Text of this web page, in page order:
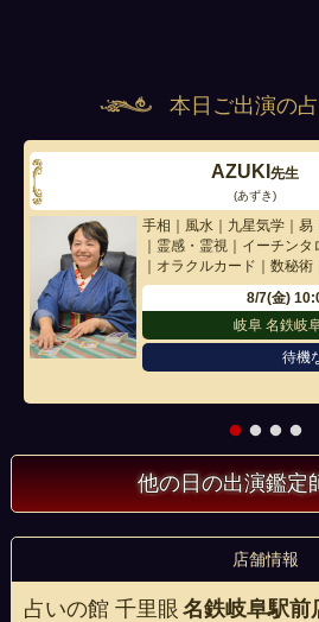
本日ご出演の
AZUKI 先生
(あずき)
手相｜風水｜九星気学｜
｜霊感・霊視｜イーチン
｜オラクルカード｜数秘
8/7(金)
岐阜 名鉄岐
待機
他の日の出演鑑定
店舗情報
占いの館 千里眼 名鉄岐阜駅前